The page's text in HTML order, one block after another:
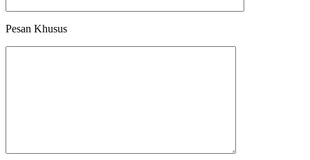
Pesan Khusus